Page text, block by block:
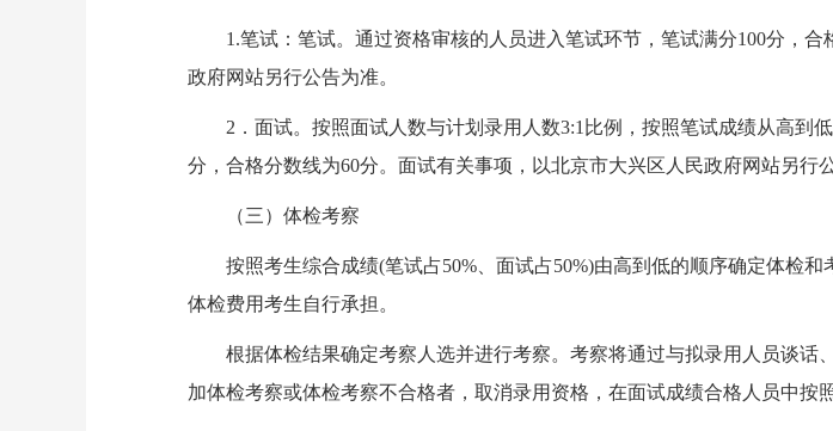
1.笔试：笔试。通过资格审核的人员进入笔试环节，笔试满分100分，合
政府网站另行公告为准。
2．面试。按照面试人数与计划录用人数3:1比例，按照笔试成绩从高到
分，合格分数线为60分。面试有关事项，以北京市大兴区人民政府网站另行
（三）体检考察
按照考生综合成绩(笔试占50%、面试占50%)由高到低的顺序确定体检和
体检费用考生自行承担。
根据体检结果确定考察人选并进行考察。考察将通过与拟录用人员谈话
加体检考察或体检考察不合格者，取消录用资格，在面试成绩合格人员中按